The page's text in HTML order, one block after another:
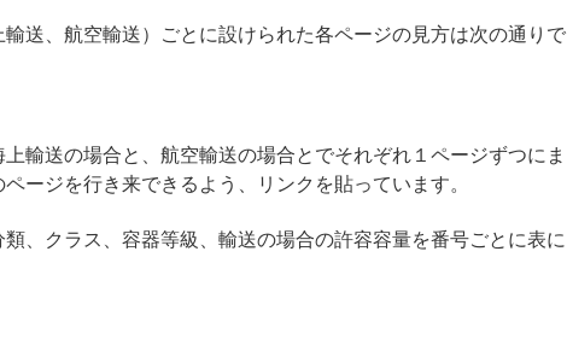
送、航空輸送）ごとに設けられた各ページの見方は次の通りで
輸送の場合と、航空輸送の場合とでそれぞれ１ページずつにま
ージを行き来できるよう、リンクを貼っています。
、クラス、容器等級、輸送の場合の許容容量を番号ごとに表に